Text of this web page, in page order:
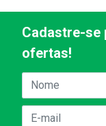
Cadastre-se
ofertas!